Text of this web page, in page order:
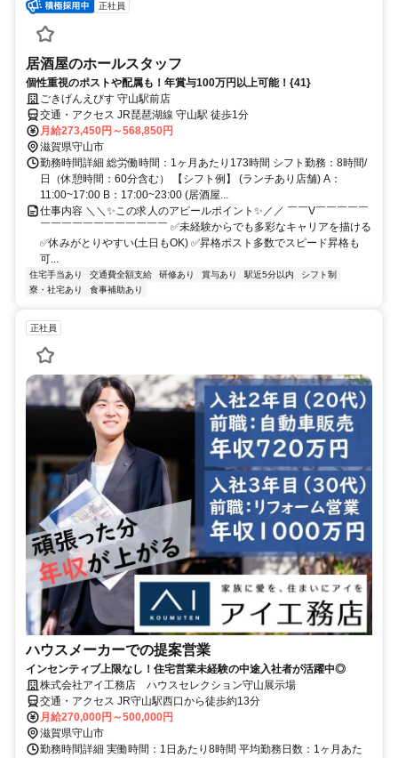
正社員
居酒屋のホールスタッフ
個性重視のポストや配属も！年賞与100万円以上可能！{41}
ごきげんえびす 守山駅前店
交通・アクセス JR琵琶湖線 守山駅 徒歩1分
月給273,450円～568,850円
滋賀県守山市
勤務時間詳細 総労働時間：1ヶ月あたり173時間 シフト勤務：8時間/
日（休憩時間：60分含む） 【シフト例】 (ランチあり店舗) A：
11:00~17:00 B：17:00~23:00 (居酒屋...
仕事内容 ＼＼✨この求人のアピールポイント✨／／ ￣￣V￣￣￣￣￣
￣￣￣￣￣￣￣￣￣￣￣￣ ✅未経験からでも多彩なキャリアを描ける
✅休みがとりやすい(土日もOK) ✅昇格ポスト多数でスピード昇格も
可...
住宅手当あり 交通費全額支給 研修あり 賞与あり 駅近5分以内
シフト制
寮・社宅あり
食事補助あり
正社員
ハウスメーカーでの提案営業
インセンティブ上限なし！住宅営業未経験の中途入社者が活躍中◎
株式会社アイ工務店 ハウスセレクション守山展示場
交通・アクセス JR守山駅西口から徒歩約13分
月給270,000円～500,000円
滋賀県守山市
勤務時間詳細 実働時間：1日あたり8時間 平均勤務日数：1ヶ月あた